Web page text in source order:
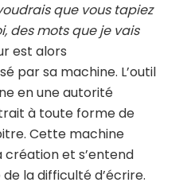
que vous tapiez
des mots que je vais
est alors
par sa machine. L’outil
en une autorité
à toute forme de
Cette machine
création et s’entend
la difficulté d’écrire.